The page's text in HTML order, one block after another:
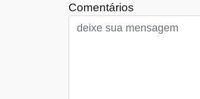
Comentários